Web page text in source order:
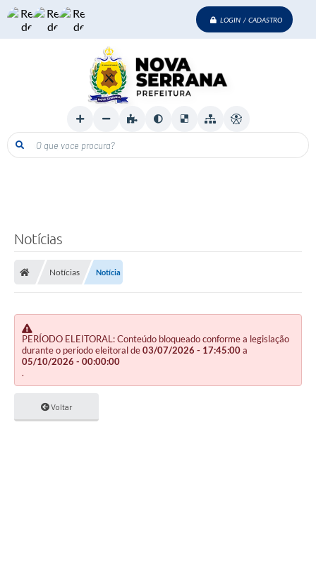
LOGIN / CADASTRO
O que voce procura?
Notícias
Notícias Notícia
PERÍODO ELEITORAL: Conteúdo bloqueado conforme a legislação
durante o período eleitoral de03/07/2026 - 17:45:00a
05/10/2026 - 00:00:00
.
Voltar